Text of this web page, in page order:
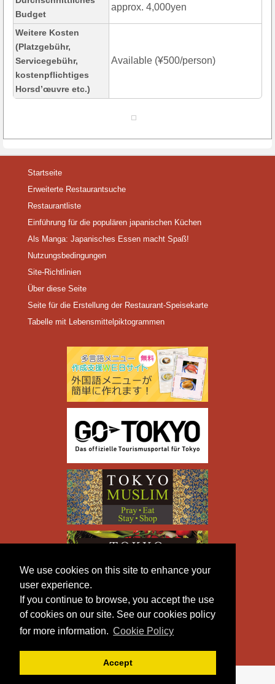
We use cookies on this site to enhance your
user experience.
If you continue to browse, you accept the use
of cookies on our site. See our cookies policy
for more information. Cookie Policy
Accept
Budget
approx. 4,000yen
Weitere Kosten
(Platzgebühr,
Servicegebühr,
kostenpflichtiges
Horsd’œuvre etc.)
Available (¥500/person)
Startseite
Erweiterte Restaurantsuche
Restaurantliste
Einführung für die populären japanischen Küchen
Als Manga: Japanisches Essen macht Spaß!
Nutzungsbedingungen
Site-Richtlinien
Über diese Seite
Seite für die Erstellung der Restaurant-Speisekarte
Tabelle mit Lebensmittelpiktogrammen